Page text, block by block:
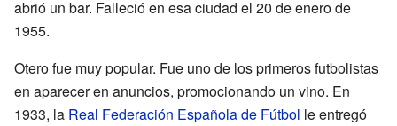
abrió un bar. Falleció en esa ciudad el 20 de enero de
1955.
Otero fue muy popular. Fue uno de los primeros futbolistas
en aparecer en anuncios, promocionando un vino. En
1933, la Real Federación Española de Fútbol le entregó